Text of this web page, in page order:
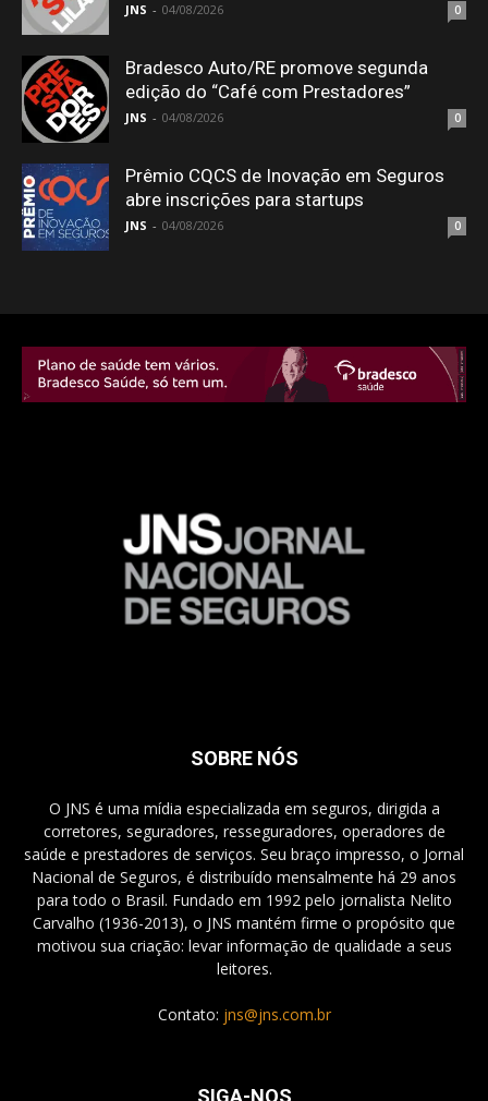
JNS - 04/08/2026 0
Bradesco Auto/RE promove segunda
edição do “Café com Prestadores”
JNS - 04/08/2026 0
Prêmio CQCS de Inovação em Seguros
abre inscrições para startups
JNS - 04/08/2026 0
SOBRE NÓS
O JNS é uma mídia especializada em seguros, dirigida a
corretores, seguradores, resseguradores, operadores de
saúde e prestadores de serviços. Seu braço impresso, o Jornal
Nacional de Seguros, é distribuído mensalmente há 29 anos
para todo o Brasil. Fundado em 1992 pelo jornalista Nelito
Carvalho (1936-2013), o JNS mantém firme o propósito que
motivou sua criação: levar informação de qualidade a seus
leitores.
Contato: jns@jns.com.br
SIGA-NOS